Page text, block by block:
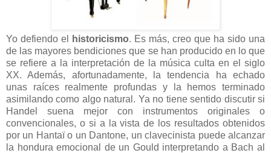
Yo defiendo el historicismo. Es más, creo que ha sido una
de las mayores bendiciones que se han producido en lo que
se refiere a la interpretación de la música culta en el siglo
XX. Además, afortunadamente, la tendencia ha echado
unas raíces realmente profundas y la hemos terminado
asimilando como algo natural. Ya no tiene sentido discutir si
Handel suena mejor con instrumentos originales o
convencionales, o si a la vista de los resultados obtenidos
por un Hantaï o un Dantone, un clavecinista puede alcanzar
la hondura emocional de un Gould interpretando a Bach al